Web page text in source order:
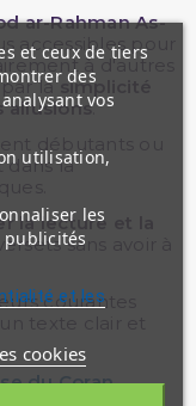
ar-Rahman As-
accessibles pour
à d'autres
par la simplicité
allusions.
débutants ou
dans la
la lecture et la
sans avoir à
courantes
texte clair et
du Coran,
et ceux de tiers
des
vos
utilisation,
les
publicités
et les
cookies